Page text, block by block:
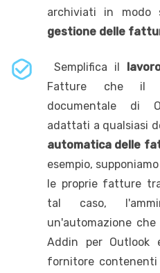
archiviati in
gestione delle
Semplifica il
Fatture che il
documentale di
adattati a qualsiasi
automatica delle
esempio,
le proprie fatture
tal caso,
un'automazione
Addin per Outlook
fornitore